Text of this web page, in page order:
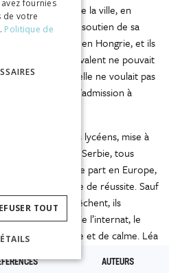
le plus réputé de la ville, en
Szeged, avec le soutien de sa
à une université en Hongrie, et ils
équivalent ne pouvait
De plus, elle ne voulait pas
le concours d’admission à
de ces lycéens, mise à
sa chance en Serbie, tous
ou quelque part en Europe,
peut être gage de réussite. Sauf
les en empêchent, ils
le quotidien de l’internat, le
de détente et de calme. Léa
les autres – lié des amitiés
AUTEURS
fournies
de votre
Politique de
TOUT